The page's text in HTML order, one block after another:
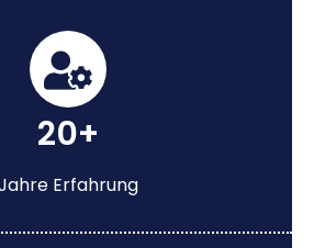
20+
Erfahrung